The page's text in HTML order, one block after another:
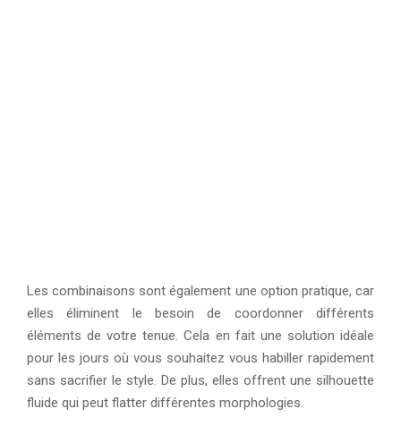
Les combinaisons sont également une option pratique, car
elles éliminent le besoin de coordonner différents
éléments de votre tenue. Cela en fait une solution idéale
pour les jours où vous souhaitez vous habiller rapidement
sans sacrifier le style. De plus, elles offrent une silhouette
fluide qui peut flatter différentes morphologies.